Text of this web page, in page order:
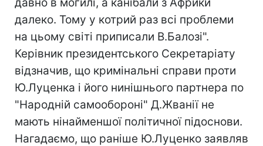
далеко. Тому у котрий раз всі проблеми
на цьому світі приписали В.Балозі".
Керівник президентського Секретаріату
відзначив, що кримінальні справи проти
Ю.Луценка і його нинішнього партнера по
"Народній самообороні" Д.Жванії не
мають нінайменшої політичної підоснови.
Нагадаємо, що раніше Ю.Луценко заявляв